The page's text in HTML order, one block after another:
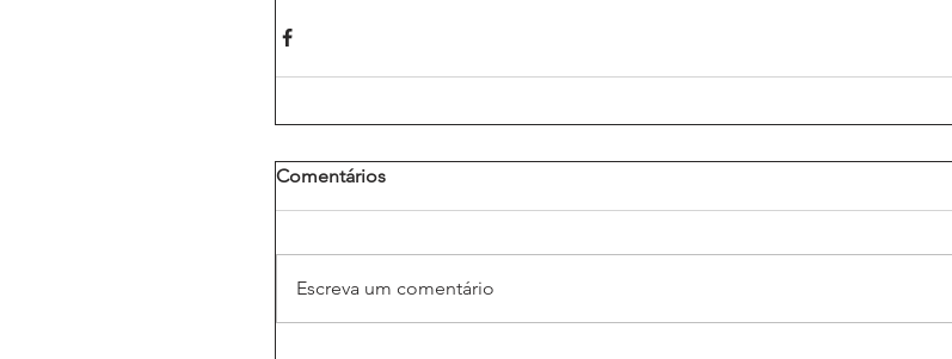
Comentários
Escreva um comentário